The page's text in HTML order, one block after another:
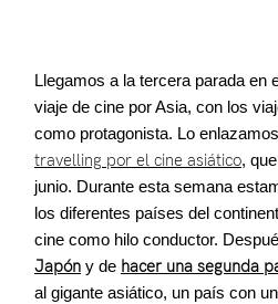
Llegamos a la tercera parada en
viaje de cine por Asia, con los
como protagonista. Lo
travelling por el cine asiático,
junio. Durante esta semana
los diferentes países del
cine como hilo conductor.
Japón y de hacer una segunda
al gigante asiático, un país con
©2026 COPYRIGHT FLOTHEMES